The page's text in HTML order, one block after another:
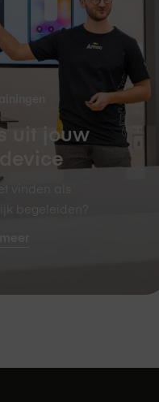
uit jouw
vinden als
begeleiden?